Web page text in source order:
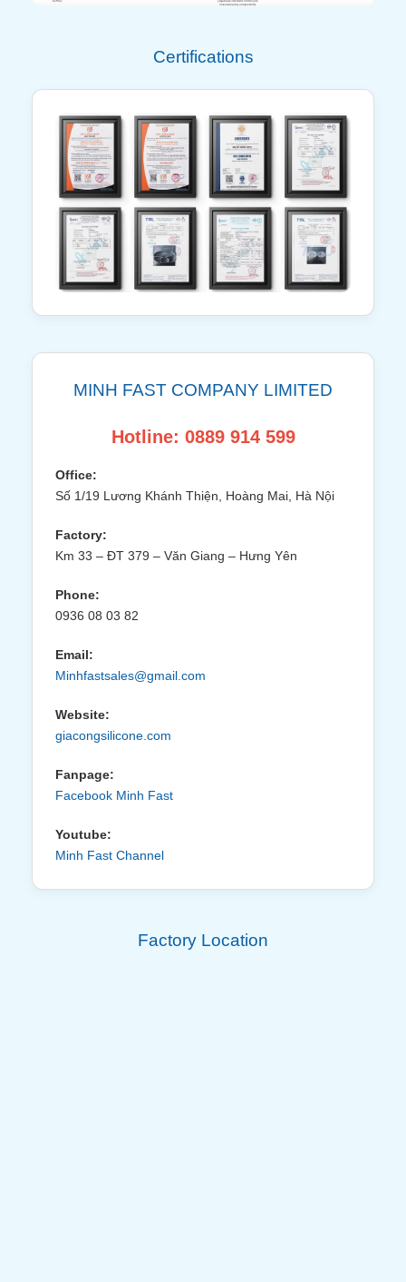
Certifications
MINH FAST COMPANY LIMITED
Hotline: 0889 914 599
Office:
Số 1/19 Lương Khánh Thiện, Hoàng Mai, Hà Nội
Factory:
Km 33 – ĐT 379 – Văn Giang – Hưng Yên
Phone:
0936 08 03 82
Email:
Minhfastsales@gmail.com
Website:
giacongsilicone.com
Fanpage:
Facebook Minh Fast
Youtube:
Minh Fast Channel
Factory Location